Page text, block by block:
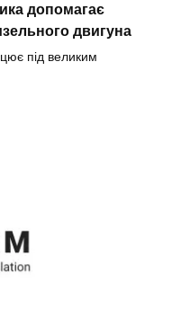
допомагає
двигуна
під великим